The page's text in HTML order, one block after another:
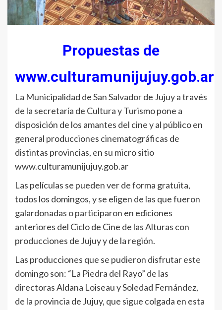
Propuestas de
www.culturamunijujuy.gob.ar
La Municipalidad de San Salvador de Jujuy a través
de la secretaría de Cultura y Turismo pone a
disposición de los amantes del cine y al público en
general producciones cinematográficas de
distintas provincias, en su micro sitio
www.culturamunijujuy.gob.ar
Las películas se pueden ver de forma gratuita,
todos los domingos, y se eligen de las que fueron
galardonadas o participaron en ediciones
anteriores del Ciclo de Cine de las Alturas con
producciones de Jujuy y de la región.
Las producciones que se pudieron disfrutar este
domingo son: “La Piedra del Rayo” de las
directoras Aldana Loiseau y Soledad Fernández,
de la provincia de Jujuy, que sigue colgada en esta